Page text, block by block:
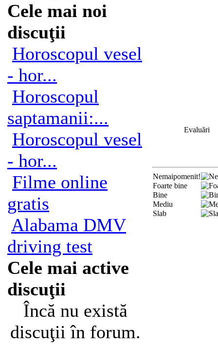
Cele mai noi
discuţii
Horoscopul vesel
- hor...
Horoscopul
saptamanii:...
Horoscopul vesel
- hor...
Filme online
gratis
Alabama DMV
driving test
Cele mai active
discuţii
Încă nu există
discuţii în forum.
Evaluări
Nemaipomenit!
Foarte bine
Bine
Mediu
Slab